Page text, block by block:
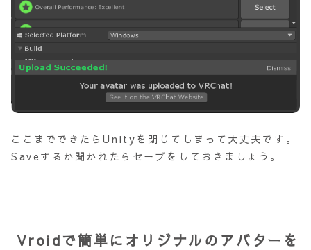
ここまでできたらUnityを閉じてしまって大丈夫です。
Saveするか聞かれたらセーブをしておきましょう。
Vroidで簡単にオリジナルのアバターを